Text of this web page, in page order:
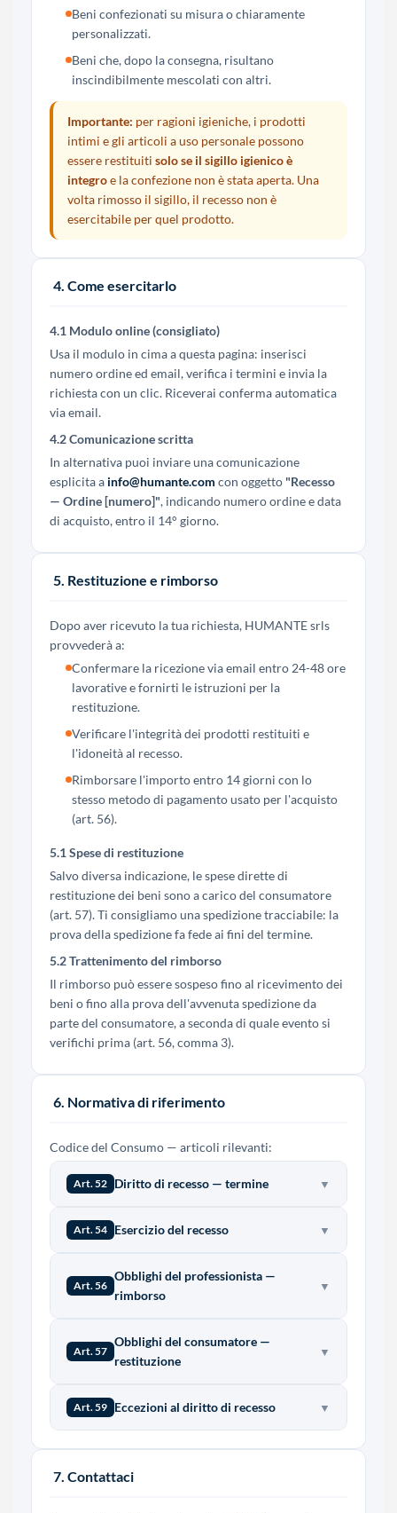
Beni confezionati su misura o chiaramente
personalizzati.
Beni che, dopo la consegna, risultano
inscindibilmente mescolati con altri.
Importante: per ragioni igieniche, i prodotti
intimi e gli articoli a uso personale possono
essere restituiti solo se il sigillo igienico è
integroe la confezione non è stata aperta. Una
volta rimosso il sigillo, il recesso non è
esercitabile per quel prodotto.
4. Come esercitarlo
4.1 Modulo online (consigliato)
Usa il modulo in cima a questa pagina: inserisci
numero ordine ed email, verifica i termini e invia la
richiesta con un clic. Riceverai conferma automatica
via email.
4.2 Comunicazione scritta
In alternativa puoi inviare una comunicazione
esplicita a info@humante.com con oggetto "Recesso
— Ordine [numero]", indicando numero ordine e data
di acquisto, entro il 14° giorno.
5. Restituzione e rimborso
Dopo aver ricevuto la tua richiesta, HUMANTE srls
provvederà a:
Confermare la ricezione via email entro 24-48 ore
lavorative e fornirti le istruzioni per la
restituzione.
Verificare l'integrità dei prodotti restituiti e
l'idoneità al recesso.
Rimborsare l'importo entro 14 giorni con lo
stesso metodo di pagamento usato per l'acquisto
(art. 56).
5.1 Spese di restituzione
Salvo diversa indicazione, le spese dirette di
restituzione dei beni sono a carico del consumatore
(art. 57). Ti consigliamo una spedizione tracciabile: la
prova della spedizione fa fede ai fini del termine.
5.2 Trattenimento del rimborso
Il rimborso può essere sospeso fino al ricevimento dei
beni o fino alla prova dell'avvenuta spedizione da
parte del consumatore, a seconda di quale evento si
verifichi prima (art. 56, comma 3).
6. Normativa di riferimento
Codice del Consumo — articoli rilevanti:
Art. 52 Diritto di recesso — termine ▼
Art. 54 Esercizio del recesso ▼
Art. 56
Obblighi del professionista —
rimborso
▼
Art. 57
Obblighi del consumatore —
restituzione
▼
Art. 59 Eccezioni al diritto di recesso ▼
7. Contattaci